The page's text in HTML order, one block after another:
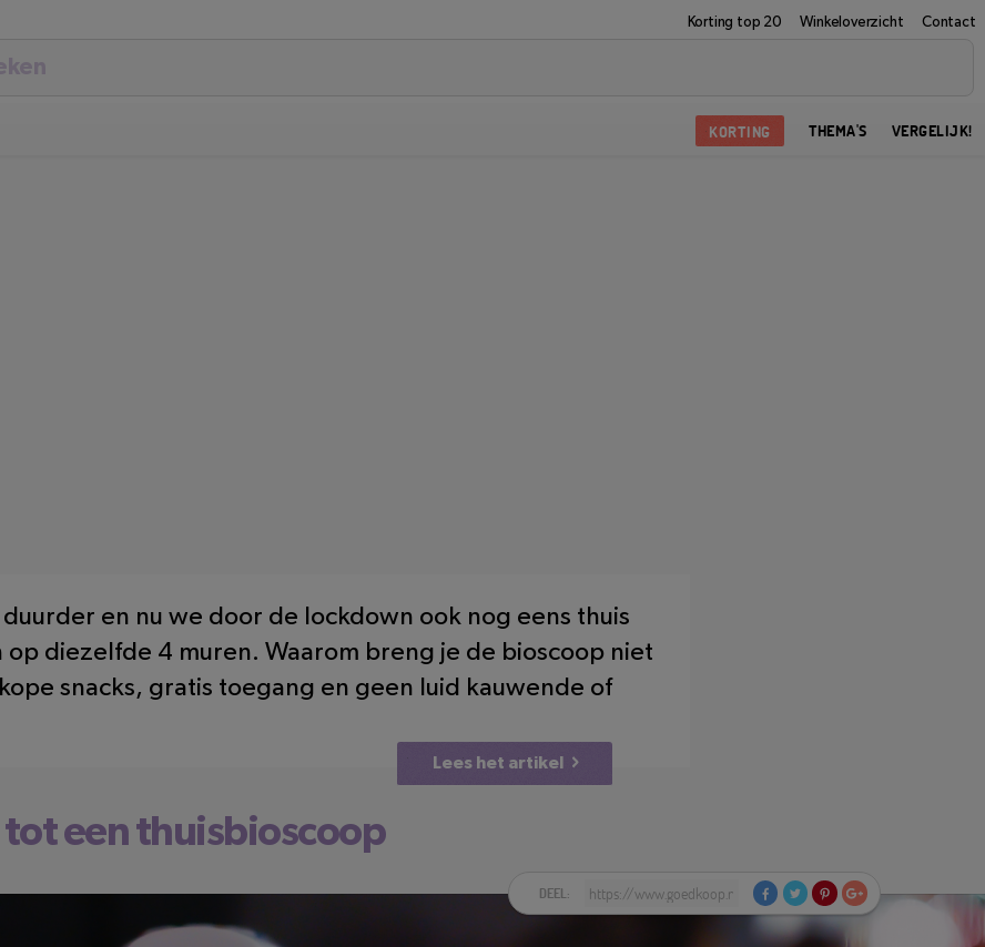
Korting top 20 Winkeloverzicht Contact
VERGELIJK!
THEMA'S
KORTING
en nu we door de lockdown ook nog eens thuis
diezelfde 4 muren. Waarom breng je de bioscoop niet
snacks, gratis toegang en geen luid kauwende of
Lees het artikel
een thuisbioscoop
DEEL: